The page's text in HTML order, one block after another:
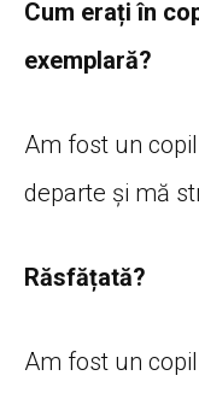
Cum erați în
exemplară?
Am fost un
departe și mă
Răsfățată?
Am fost un